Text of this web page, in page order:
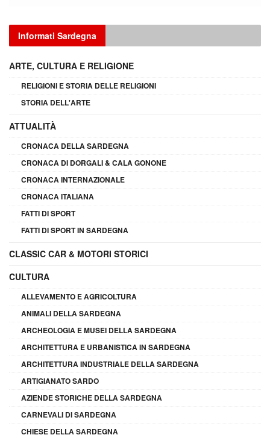
Informati Sardegna
ARTE, CULTURA E RELIGIONE
RELIGIONI E STORIA DELLE RELIGIONI
STORIA DELL'ARTE
ATTUALITÀ
CRONACA DELLA SARDEGNA
CRONACA DI DORGALI & CALA GONONE
CRONACA INTERNAZIONALE
CRONACA ITALIANA
FATTI DI SPORT
FATTI DI SPORT IN SARDEGNA
CLASSIC CAR & MOTORI STORICI
CULTURA
ALLEVAMENTO E AGRICOLTURA
ANIMALI DELLA SARDEGNA
ARCHEOLOGIA E MUSEI DELLA SARDEGNA
ARCHITETTURA E URBANISTICA IN SARDEGNA
ARCHITETTURA INDUSTRIALE DELLA SARDEGNA
ARTIGIANATO SARDO
AZIENDE STORICHE DELLA SARDEGNA
CARNEVALI DI SARDEGNA
CHIESE DELLA SARDEGNA